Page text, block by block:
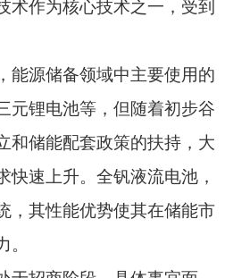
商阶段，具体事宜面
务局